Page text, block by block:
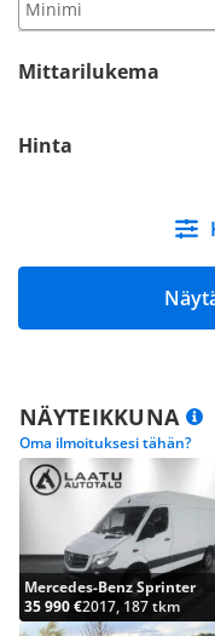
Mittarilukema
Hinta
NÄYTEIKKUNA
Oma ilmoituksesi tähän?
Mercedes-Benz Sprinter
35 990 €2017, 187 tkm